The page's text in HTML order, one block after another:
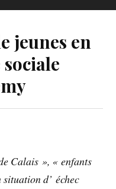
jeunes en
Calais », « enfants
d’ échec